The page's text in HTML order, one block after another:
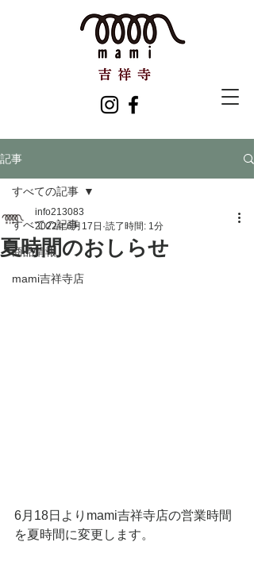
記事
すべての記事
商品情報
mami吉祥寺店
すべての記事
夏時間のおしらせ
info213083
2022年6月17日 読了時間: 1分
6月18日よりmami吉祥寺店の営業時間
を夏時間に変更します。